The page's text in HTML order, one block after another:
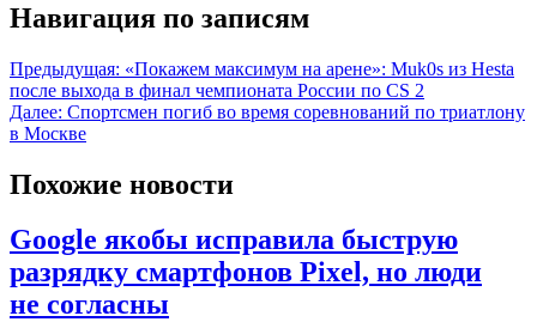
Навигация по записям
Предыдущая: «Покажем максимум на арене»: Muk0s из Hesta
после выхода в финал чемпионата России по CS 2
Далее: Спортсмен погиб во время соревнований по триатлону
в Москве
Похожие новости
Google якобы исправила быструю
разрядку смартфонов Pixel, но люди
не согласны